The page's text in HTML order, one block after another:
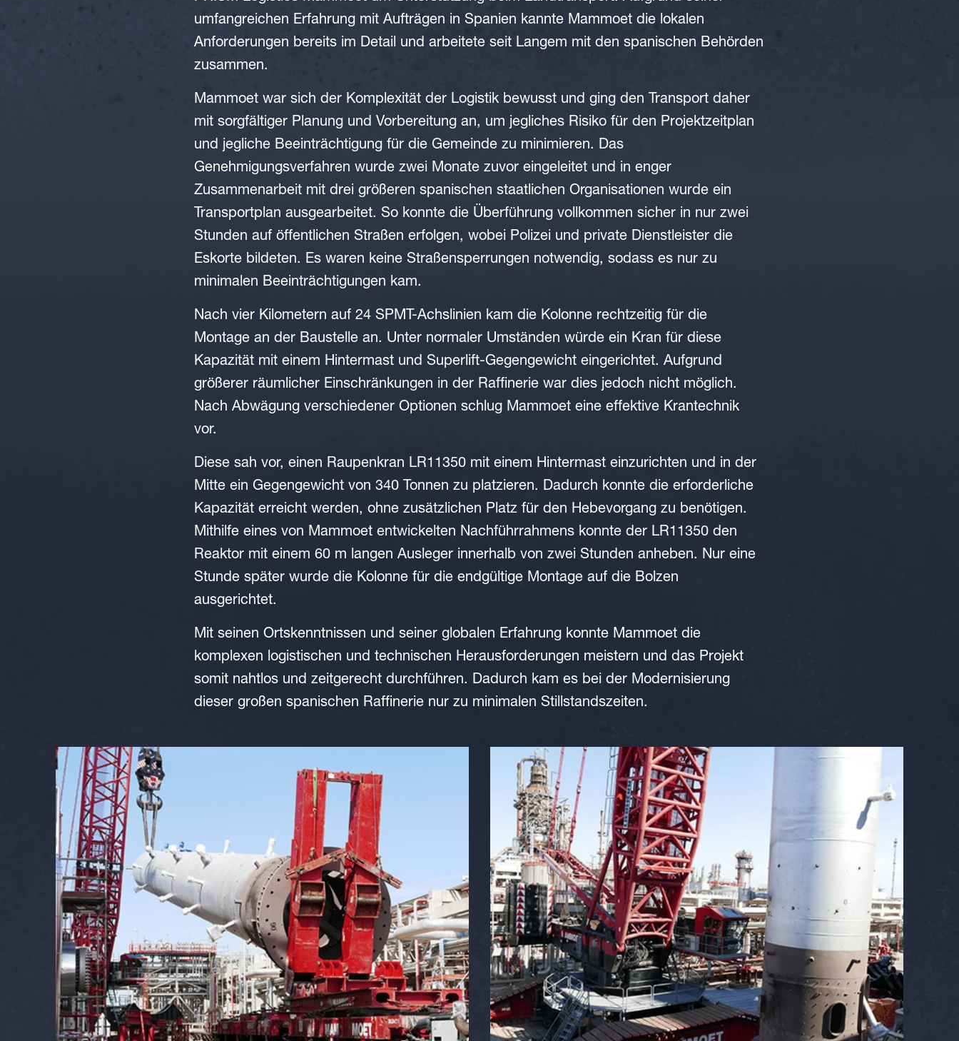
umfangreichen Erfahrung mit Aufträgen in Spanien kannte Mammoet die lokalen
Anforderungen bereits im Detail und arbeitete seit Langem mit den spanischen Behörden
zusammen.
Mammoet war sich der Komplexität der Logistik bewusst und ging den Transport daher
mit sorgfältiger Planung und Vorbereitung an, um jegliches Risiko für den Projektzeitplan
und jegliche Beeinträchtigung für die Gemeinde zu minimieren. Das
Genehmigungsverfahren wurde zwei Monate zuvor eingeleitet und in enger
Zusammenarbeit mit drei größeren spanischen staatlichen Organisationen wurde ein
Transportplan ausgearbeitet. So konnte die Überführung vollkommen sicher in nur zwei
Stunden auf öffentlichen Straßen erfolgen, wobei Polizei und private Dienstleister die
Eskorte bildeten. Es waren keine Straßensperrungen notwendig, sodass es nur zu
minimalen Beeinträchtigungen kam.
Nach vier Kilometern auf 24 SPMT-Achslinien kam die Kolonne rechtzeitig für die
Montage an der Baustelle an. Unter normaler Umständen würde ein Kran für diese
Kapazität mit einem Hintermast und Superlift-Gegengewicht eingerichtet. Aufgrund
größerer räumlicher Einschränkungen in der Raffinerie war dies jedoch nicht möglich.
Nach Abwägung verschiedener Optionen schlug Mammoet eine effektive Krantechnik
vor.
Diese sah vor, einen Raupenkran LR11350 mit einem Hintermast einzurichten und in der
Mitte ein Gegengewicht von 340 Tonnen zu platzieren. Dadurch konnte die erforderliche
Kapazität erreicht werden, ohne zusätzlichen Platz für den Hebevorgang zu benötigen.
Mithilfe eines von Mammoet entwickelten Nachführrahmens konnte der LR11350 den
Reaktor mit einem 60 m langen Ausleger innerhalb von zwei Stunden anheben. Nur eine
Stunde später wurde die Kolonne für die endgültige Montage auf die Bolzen
ausgerichtet.
Mit seinen Ortskenntnissen und seiner globalen Erfahrung konnte Mammoet die
komplexen logistischen und technischen Herausforderungen meistern und das Projekt
somit nahtlos und zeitgerecht durchführen. Dadurch kam es bei der Modernisierung
dieser großen spanischen Raffinerie nur zu minimalen Stillstandszeiten.